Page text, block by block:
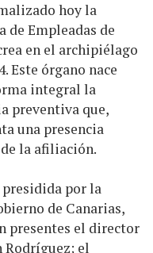
hoy la
de Empleadas de
en el archipiélago
Este órgano nace
integral la
preventiva que,
una presencia
la afiliación.
por la
de Canarias,
presentes el director
Rodríguez; el